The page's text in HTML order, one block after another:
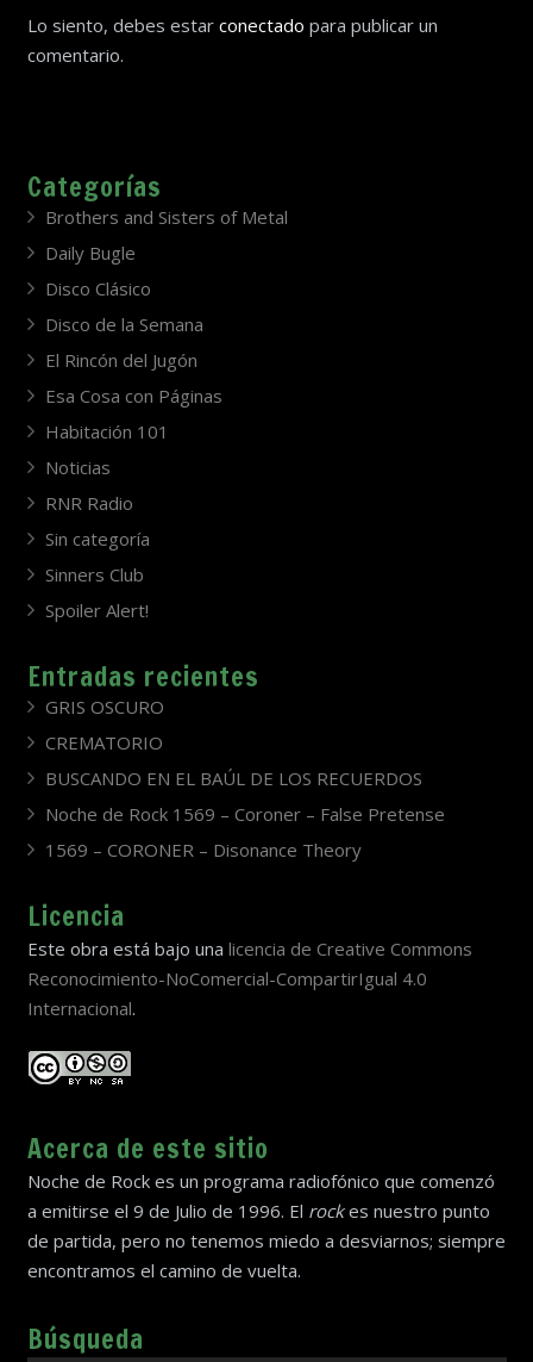
Lo siento, debes estar conectado para publicar un
comentario.
Categorías
Brothers and Sisters of Metal
Daily Bugle
Disco Clásico
Disco de la Semana
El Rincón del Jugón
Esa Cosa con Páginas
Habitación 101
Noticias
RNR Radio
Sin categoría
Sinners Club
Spoiler Alert!
Entradas recientes
GRIS OSCURO
CREMATORIO
BUSCANDO EN EL BAÚL DE LOS RECUERDOS
Noche de Rock 1569 – Coroner – False Pretense
1569 – CORONER – Disonance Theory
Licencia
Este obra está bajo una licencia de Creative Commons
Reconocimiento-NoComercial-CompartirIgual 4.0
Internacional.
Acerca de este sitio
Noche de Rock es un programa radiofónico que comenzó
a emitirse el 9 de Julio de 1996. El rockes nuestro punto
de partida, pero no tenemos miedo a desviarnos; siempre
encontramos el camino de vuelta.
Búsqueda